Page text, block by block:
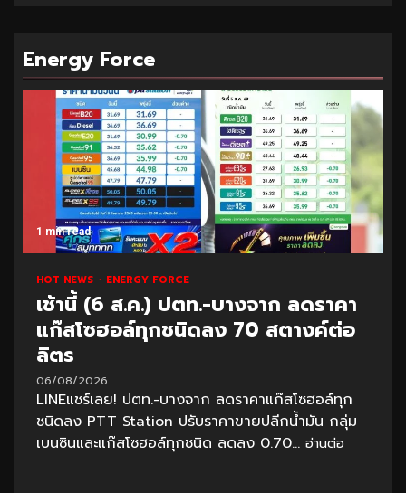
Energy Force
1 min read
HOT NEWS ENERGY FORCE
เช้านี้ (6 ส.ค.) ปตท.-บางจาก ลดราคา
แก๊สโซฮอล์ทุกชนิดลง 70 สตางค์ต่อ
ลิตร
06/08/2026
LINEแชร์เลย! ปตท.-บางจาก ลดราคาแก๊สโซฮอล์ทุก
ชนิดลง PTT Station ปรับราคาขายปลีกน้ำมัน กลุ่ม
เบนซินและแก๊สโซฮอล์ทุกชนิด ลดลง 0.70... อ่านต่อ